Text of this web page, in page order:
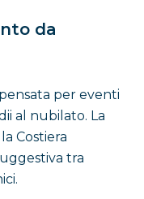
da
per eventi
al nubilato. La
Costiera
tra